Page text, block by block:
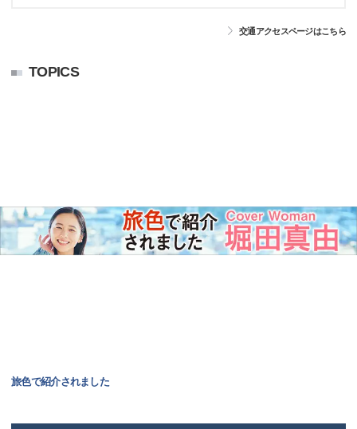
交通アクセスページはこちら
TOPICS
旅色で紹介されました